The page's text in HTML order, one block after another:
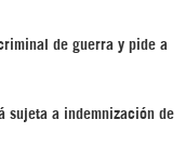
de guerra y pide a
sujeta a indemnización de